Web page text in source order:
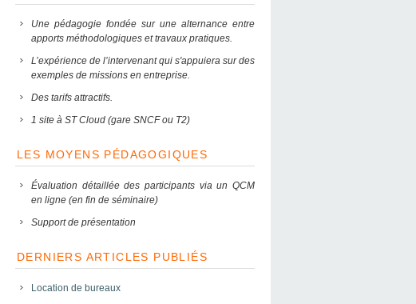
Une pédagogie fondée sur une alternance entre
apports méthodologiques et travaux pratiques.
L’expérience de l’intervenant qui s'appuiera sur des
exemples de missions en entreprise.
Des tarifs attractifs.
1 site à ST Cloud (gare SNCF ou T2)
LES MOYENS PÉDAGOGIQUES
Évaluation détaillée des participants via un QCM
en ligne (en fin de séminaire)
Support de présentation
DERNIERS ARTICLES PUBLIÉS
Location de bureaux